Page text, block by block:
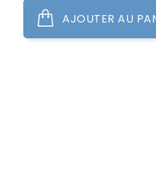
AJOUTER AU